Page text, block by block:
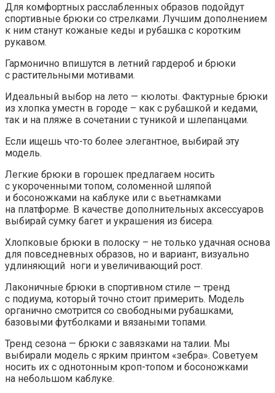
Для комфортных расслабленных образов подойдут
спортивные брюки со стрелками. Лучшим дополнением
к ним станут кожаные кеды и рубашка с коротким
рукавом.
Гармонично впишутся в летний гардероб и брюки
с растительными мотивами.
Идеальный выбор на лето — кюлоты. Фактурные брюки
из хлопка уместн в городе – как с рубашкой и кедами,
так и на пляже в сочетании с туникой и шлепанцами.
Если ищешь что-то более элегантное, выбирай эту
модель.
Легкие брюки в горошек предлагаем носить
с укороченными топом, соломенной шляпой
и босоножками на каблуке или с вьетнамками
на платформе. В качестве дополнительных аксессуаров
выбирай сумку багет и украшения из бисера.
Хлопковые брюки в полоску – не только удачная основа
для повседневных образов, но и вариант, визуально
удлиняющий ноги и увеличивающий рост.
Лаконичные брюки в спортивном стиле — тренд
с подиума, который точно стоит примерить. Модель
органично смотрится со свободными рубашками,
базовыми футболками и вязаными топами.
Тренд сезона — брюки с завязками на талии. Мы
выбирали модель с ярким принтом «зебра». Советуем
носить их с однотонным кроп-топом и босоножками
на небольшом каблуке.